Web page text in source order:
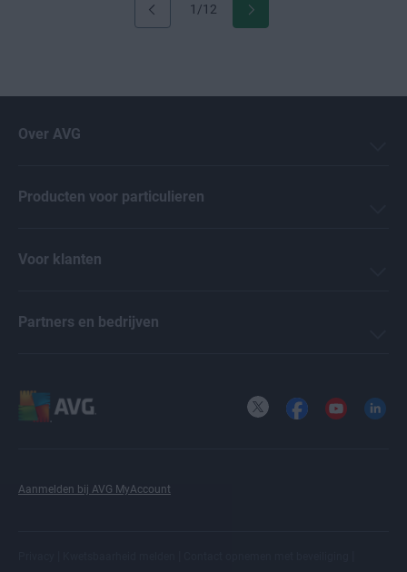
1/12
Over AVG
Producten voor particulieren
Voor klanten
Partners en bedrijven
Aanmelden bij AVG MyAccount